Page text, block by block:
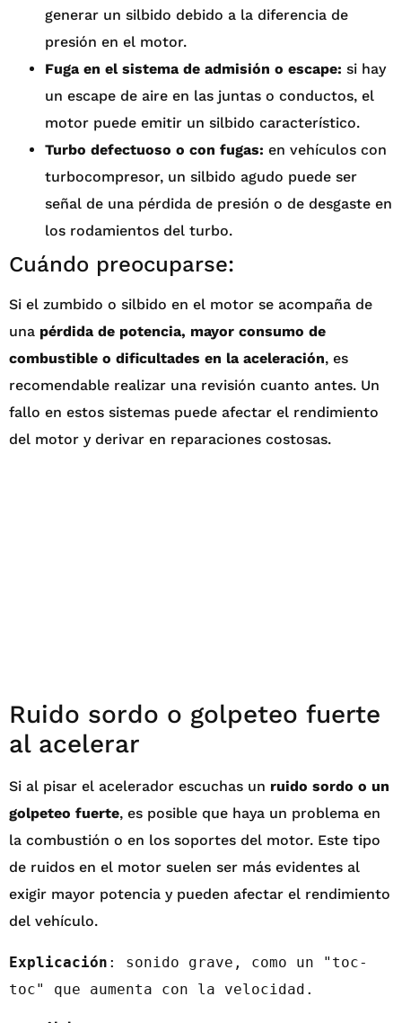
generar un silbido debido a la diferencia de
presión en el motor.
Fuga en el sistema de admisión o escape: si hay
un escape de aire en las juntas o conductos, el
motor puede emitir un silbido característico.
Turbo defectuoso o con fugas: en vehículos con
turbocompresor, un silbido agudo puede ser
señal de una pérdida de presión o de desgaste en
los rodamientos del turbo.
Cuándo preocuparse:
Si el zumbido o silbido en el motor se acompaña de
una pérdida de potencia, mayor consumo de
combustible o dificultades en la aceleración, es
recomendable realizar una revisión cuanto antes. Un
fallo en estos sistemas puede afectar el rendimiento
del motor y derivar en reparaciones costosas.
Ruido sordo o golpeteo fuerte
al acelerar
Si al pisar el acelerador escuchas un ruido sordo o un
golpeteo fuerte, es posible que haya un problema en
la combustión o en los soportes del motor. Este tipo
de ruidos en el motor suelen ser más evidentes al
exigir mayor potencia y pueden afectar el rendimiento
del vehículo.
Explicación : sonido grave, como un "toc-
toc" que aumenta con la velocidad.